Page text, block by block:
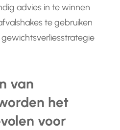
advies in te winnen
te gebruiken
van
het
voor